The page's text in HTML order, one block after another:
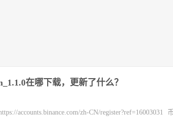
在哪下载，更新了什么？
accounts.binance.com/zh-CN/register?ref=16003031